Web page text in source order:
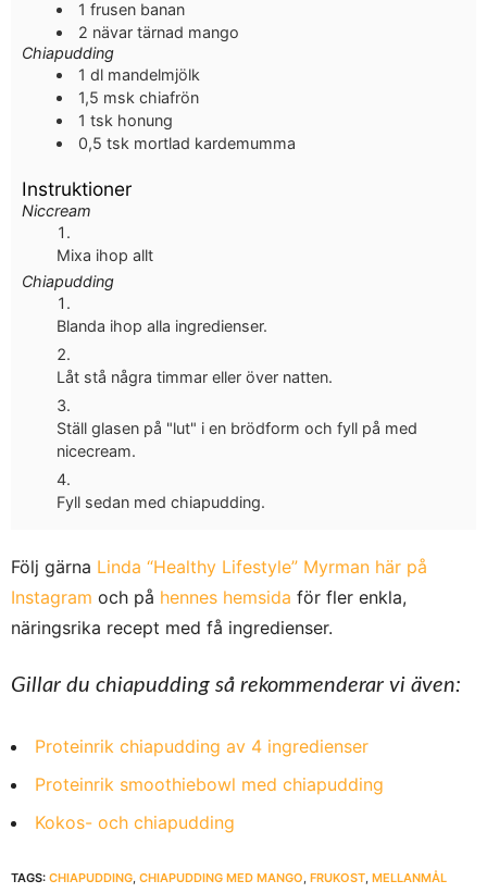
1 frusen banan
2 nävar tärnad mango
Chiapudding
1 dl mandelmjölk
1,5 msk chiafrön
1 tsk honung
0,5 tsk mortlad kardemumma
Instruktioner
Niccream
Mixa ihop allt
Chiapudding
Blanda ihop alla ingredienser.
Låt stå några timmar eller över natten.
Ställ glasen på "lut" i en brödform och fyll på med
nicecream.
Fyll sedan med chiapudding.
Följ gärna Linda “Healthy Lifestyle” Myrman här på
Instagram och på hennes hemsida för fler enkla,
näringsrika recept med få ingredienser.
Gillar du chiapudding så rekommenderar vi även:
Proteinrik chiapudding av 4 ingredienser
Proteinrik smoothiebowl med chiapudding
Kokos- och chiapudding
TAGS: CHIAPUDDING CHIAPUDDING MED MANGO FRUKOST MELLANMÅL